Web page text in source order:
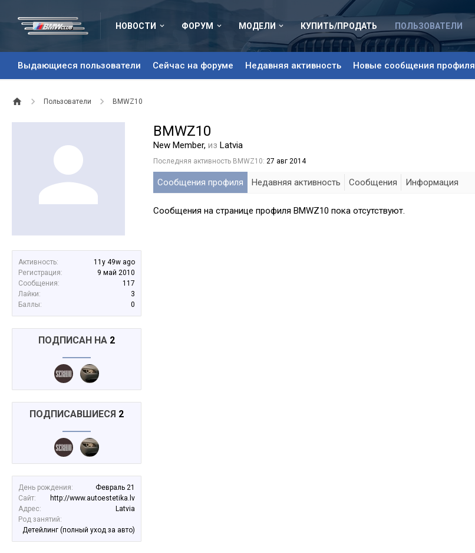
НОВОСТИ ФОРУМ МОДЕЛИ КУПИТЬ/ПРОДАТЬ ПОЛЬЗОВАТЕЛИ
Выдающиеся пользователи Сейчас на форуме Недавняя активность Новые сообщения профиля
Пользователи BMWZ10
Активность:
11y 49w ago
Регистрация:
9 май 2010
Сообщения:
117
Лайки:
3
Баллы:
0
ПОДПИСАН НА 2
ПОДПИСАВШИЕСЯ 2
День рождения:
Февраль 21
Сайт:
http://www.autoestetika.lv
Адрес:
Latvia
Род занятий:
Детейлинг (полный уход за авто)
BMWZ10
New Member, из Latvia
Последняя активность BMWZ10: 27 авг 2014
Сообщения профиля Недавняя активность Сообщения Информация
Сообщения на странице профиля BMWZ10 пока отсутствуют.